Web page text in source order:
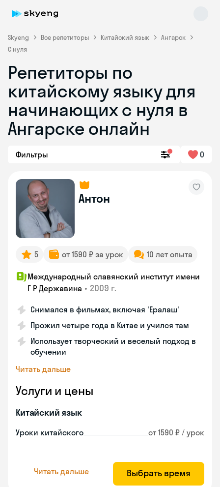
Skyeng Все репетиторы Китайский язык
Ангарск
С нуля
Репетиторы по
китайскому языку для
начинающих с нуля в
Ангарске онлайн
Фильтры 0
Антон
5 от 1590 ₽ за урок 10 лет опыта
Международный славянский институт имени
Г Р Державина • 2009 г.
Снимался в фильмах, включая 'Ералаш'
Прожил четыре года в Китае и учился там
Использует творческий и веселый подход в
обучении
Читать дальше
Услуги и цены
Китайский язык
Уроки китайского от 1590 ₽ / урок
Читать дальше Выбрать время
Skyeng Chat
online